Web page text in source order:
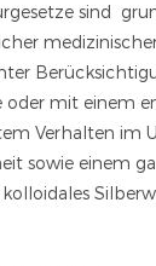
sind
oder mit einem
Verhalten im
sowie einem